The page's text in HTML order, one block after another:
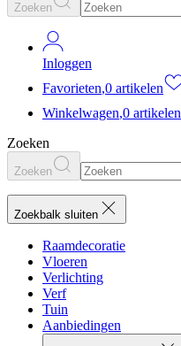
Zoeken
Inloggen
Favorieten,0 artikelen
Winkelwagen,0 artikelen
Zoeken
Zoeken
Zoekbalk sluiten
Raamdecoratie
Vloeren
Verlichting
Verf
Tuin
Aanbiedingen